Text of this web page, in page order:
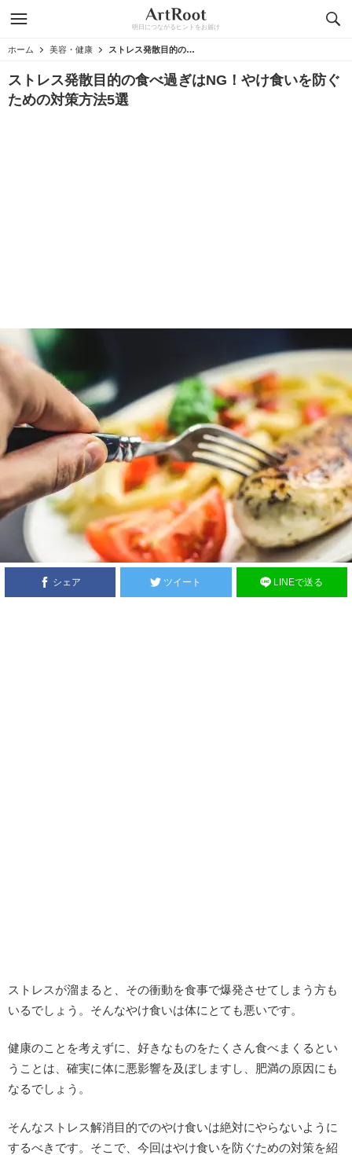
明日につながるヒントをお届け
ホーム 美容・健康 ストレス発散目的の食べ過ぎはNG！やけ食いを防ぐための対策方法5選
ストレス発散目的の食べ過ぎはNG！やけ食いを防ぐ
ための対策方法5選
シェア ツイート LINEで送る
ストレスが溜まると、その衝動を食事で爆発させてしまう方も
いるでしょう。そんなやけ食いは体にとても悪いです。
健康のことを考えずに、好きなものをたくさん食べまくるとい
うことは、確実に体に悪影響を及ぼしますし、肥満の原因にも
なるでしょう。
そんなストレス解消目的でのやけ食いは絶対にやらないように
するべきです。そこで、今回はやけ食いを防ぐための対策を紹